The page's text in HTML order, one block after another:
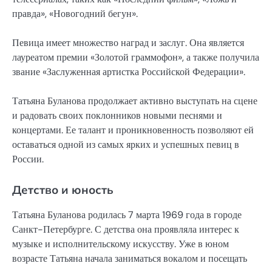
правда», «Новогодний бегун».
Певица имеет множество наград и заслуг. Она является
лауреатом премии «Золотой граммофон», а также получила
звание «Заслуженная артистка Российской Федерации».
Татьяна Буланова продолжает активно выступать на сцене
и радовать своих поклонников новыми песнями и
концертами. Ее талант и проникновенность позволяют ей
оставаться одной из самых ярких и успешных певиц в
России.
Детство и юность
Татьяна Буланова родилась 7 марта 1969 года в городе
Санкт-Петербурге. С детства она проявляла интерес к
музыке и исполнительскому искусству. Уже в юном
возрасте Татьяна начала заниматься вокалом и посещать